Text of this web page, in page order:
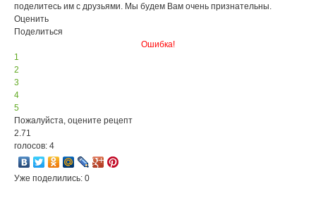
поделитесь им с друзьями. Мы будем Вам очень признательны.
Оценить
Поделиться
Ошибка!
1
2
3
4
5
Пожалуйста, оцените рецепт
2.71
голосов: 4
Уже поделились: 0